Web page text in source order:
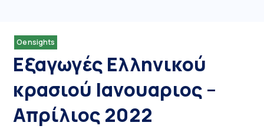
Oensights
Εξαγωγές Ελληνικού
κρασιού Ιανουαριος –
Απρίλιος 2022